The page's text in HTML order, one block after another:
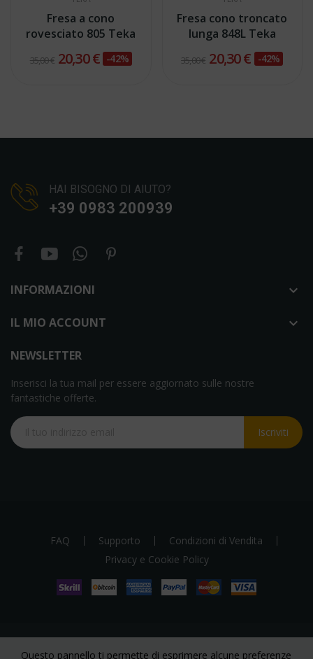
Fresa a cono
rovesciato 805 Teka
35,00 € 20,30 € -42%
Fresa cono troncato
lunga 848L Teka
35,00 € 20,30 € -42%
HAI BISOGNO DI AIUTO?
+39 0983 200939
INFORMAZIONI 
IL MIO ACCOUNT 
NEWSLETTER
Inserisci la tua mail per essere aggiornato sulle nostre
fantastiche offerte.
Iscriviti
FAQ Supporto
Condizioni di Vendita
Privacy e Cookie Policy
Copyright 2023. Tutti I diritti riservati a Smile Service S.r.l. via
Questo pannello ti permette di esprimere alcune preferenze